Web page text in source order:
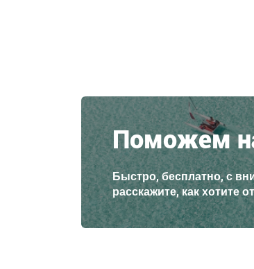
Поможем
Быстро, бесплатно, с
расскажите, как хотите